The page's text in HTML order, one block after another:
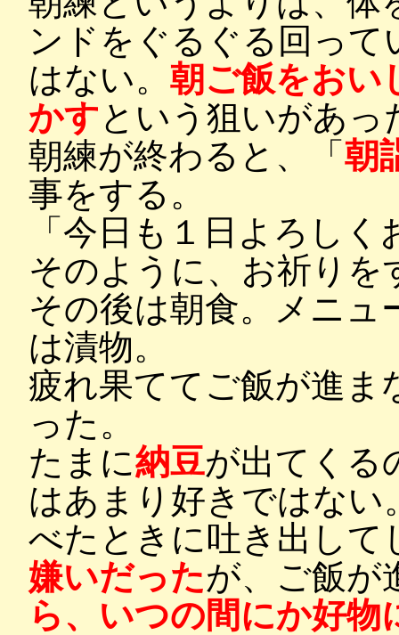
ンドをぐるぐる回っ
はない。 朝ご飯をおい
かすという狙いがあっ
朝練が終わると、「 朝
事をする。
「今日も１日よろし
そのように、お祈りを
その後は朝食。メニュ
は漬物。
疲れ果ててご飯が進ま
った。
たまに納豆が出てくる
はあまり好きではない
べたときに吐き出し
嫌いだったが、ご飯が
ら、いつの間にか好物